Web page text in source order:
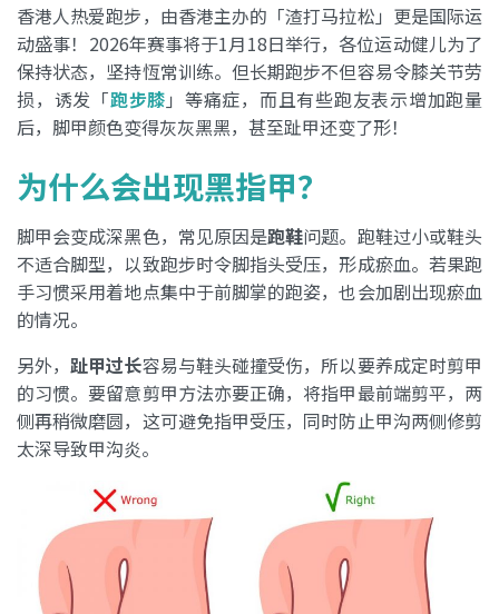
香港人热爱跑步，由香港主办的「渣打马拉松」更是国际运
动盛事！2026年赛事将于1月18日举行，各位运动健儿为了
保持状态，坚持恆常训练。但长期跑步不但容易令膝关节劳
损，诱发「跑步膝 」等痛症，而且有些跑友表示增加跑量
后，脚甲颜色变得灰灰黑黑，甚至趾甲还变了形！
为什么会出现黑指甲？
脚甲会变成深黑色，常见原因是跑鞋问题。跑鞋过小或鞋头
不适合脚型，以致跑步时令脚指头受压，形成瘀血。若果跑
手习惯采用着地点集中于前脚掌的跑姿，也会加剧出现瘀血
的情况。
另外，趾甲过长容易与鞋头碰撞受伤，所以要养成定时剪甲
的习惯。要留意剪甲方法亦要正确，将指甲最前端剪平，两
侧再稍微磨圆，这可避免指甲受压，同时防止甲沟两侧修剪
太深导致甲沟炎。